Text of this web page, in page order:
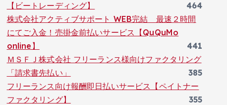
【ビートレーディング】
464
株式会社アクティブサポート WEB完結 最速２時間
にてご入金！売掛金前払いサービス【QuQuMo
online】
441
ＭＳＦＪ株式会社 フリーランス様向けファクタリング
「請求書先払い」
385
フリーランス向け報酬即日払いサービス【ペイトナー
ファクタリング】
355